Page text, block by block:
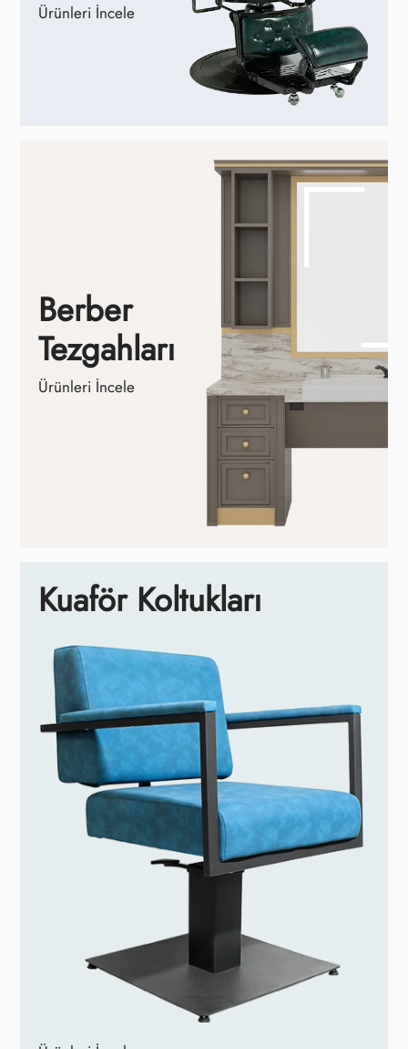
Ürünleri İncele
Berber
Tezgahları
Ürünleri İncele
Kuaför Koltukları